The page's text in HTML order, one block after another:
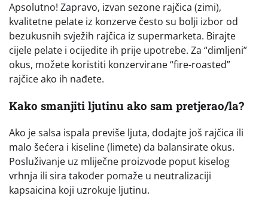
Apsolutno! Zapravo, izvan sezone rajčica (zimi),
kvalitetne pelate iz konzerve često su bolji izbor od
bezukusnih svježih rajčica iz supermarketa. Birajte
cijele pelate i ocijedite ih prije upotrebe. Za “dimljeni”
okus, možete koristiti konzervirane “fire-roasted”
rajčice ako ih nađete.
Kako smanjiti ljutinu ako sam pretjerao/la?
Ako je salsa ispala previše ljuta, dodajte još rajčica ili
malo šećera i kiseline (limete) da balansirate okus.
Posluživanje uz mliječne proizvode poput kiselog
vrhnja ili sira također pomaže u neutralizaciji
kapsaicina koji uzrokuje ljutinu.